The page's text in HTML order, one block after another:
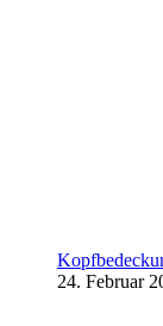
24. Februar